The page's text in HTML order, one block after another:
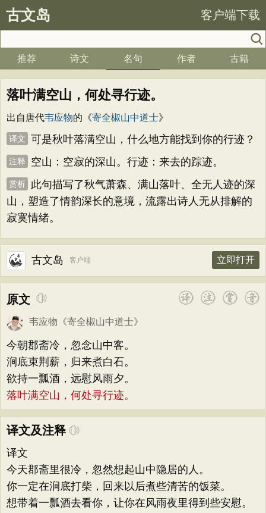
古文岛 客户端下载
推荐 诗文 名句 作者 古籍
落叶满空山，何处寻行迹。
出自唐代韦应物的《寄全椒山中道士》
译文 可是秋叶落满空山，什么地方能找到你的行迹？
注释 空山：空寂的深山。行迹：来去的踪迹。
赏析
此句描写了秋气萧森、满山落叶、全无人迹的深
山，塑造了情韵深长的意境，流露出诗人无从排解的
寂寞情绪。
古文岛 客户端 立即打开
原文
韦应物 《寄全椒山中道士》
今朝郡斋冷，忽念山中客。
涧底束荆薪，归来煮白石。
欲持一瓢酒，远慰风雨夕。
落叶满空山，何处寻行迹。
译文及注释
译文
今天郡斋里很冷，忽然想起山中隐居的人。
你一定在涧底打柴，回来以后煮些清苦的饭菜。
想带着一瓢酒去看你，让你在风雨夜里得到些安慰。